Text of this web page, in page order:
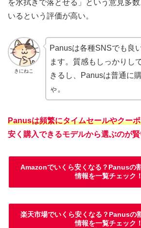
を水拭きで落とせる」という意見多
いるという評価が高い。
きにねこ
Panusは各種SNSでも良
ます。質感もしっかりし
きるし、Panusは普通に
ゃ。
Panusは頻繁にタイムセールやクー
安く購入できるモデルから選ぶのが賢
Amazonでいくら安くなる？Panusの
情報を一覧チェック！
楽天市場でいくら安くなる？Panusの
情報を一覧チェック！